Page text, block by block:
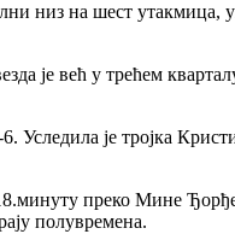
низ на шест утакмица,
је већ у трећем
Уследила је тројка
преко Мине
полувремена.